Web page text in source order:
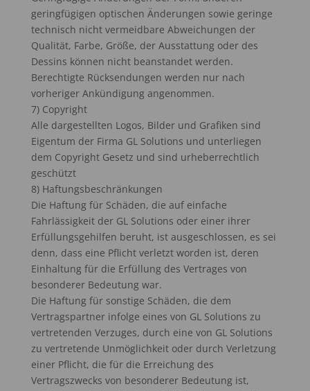
geringfügigen optischen Änderungen sowie geringe
technisch nicht vermeidbare Abweichungen der
Qualität, Farbe, Größe, der Ausstattung oder des
Dessins können nicht beanstandet werden.
Berechtigte Rücksendungen werden nur nach
vorheriger Ankündigung angenommen.
7) Copyright
Alle dargestellten Logos, Bilder und Grafiken sind
Eigentum der Firma GL Solutions und unterliegen
dem Copyright Gesetz und sind urheberrechtlich
geschützt
8) Haftungsbeschränkungen
Die Haftung für Schäden, die auf einfache
Fahrlässigkeit der GL Solutions oder einer ihrer
Erfüllungsgehilfen beruht, ist ausgeschlossen, es sei
denn, dass eine Pflicht verletzt worden ist, deren
Einhaltung für die Erfüllung des Vertrages von
besonderer Bedeutung war.
Die Haftung für sonstige Schäden, die dem
Vertragspartner infolge eines von GL Solutions zu
vertretenden Verzuges, durch eine von GL Solutions
zu vertretende Unmöglichkeit oder durch Verletzung
einer Pflicht, die für die Erreichung des
Vertragszwecks von besonderer Bedeutung ist,